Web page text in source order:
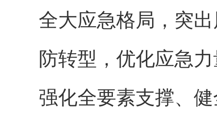
全大应急格局，突
防转型，优化应急
强化全要素支撑、